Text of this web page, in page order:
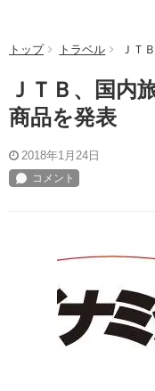
トップ トラベル ＪＴ
ＪＴＢ、国内
商品を発表
2018年1月24日